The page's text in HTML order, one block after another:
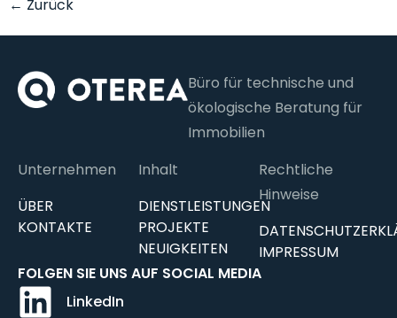
← Zurück
Büro für technische und
ökologische Beratung für
Immobilien
Unternehmen
ÜBER
KONTAKTE
Inhalt
DIENSTLEISTUNGEN
PROJEKTE
NEUIGKEITEN
Rechtliche
Hinweise
IMPRESSUM
FOLGEN SIE UNS AUF SOCIAL MEDIA
LinkedIn